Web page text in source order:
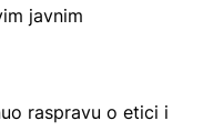
javnim
raspravu o etici i